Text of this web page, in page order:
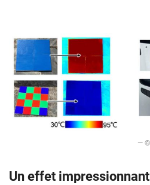
— ©
Un effet impressionnant